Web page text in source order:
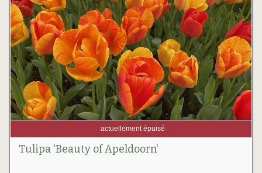
actuellement épuisé
Tulipa 'Beauty of Apeldoorn'